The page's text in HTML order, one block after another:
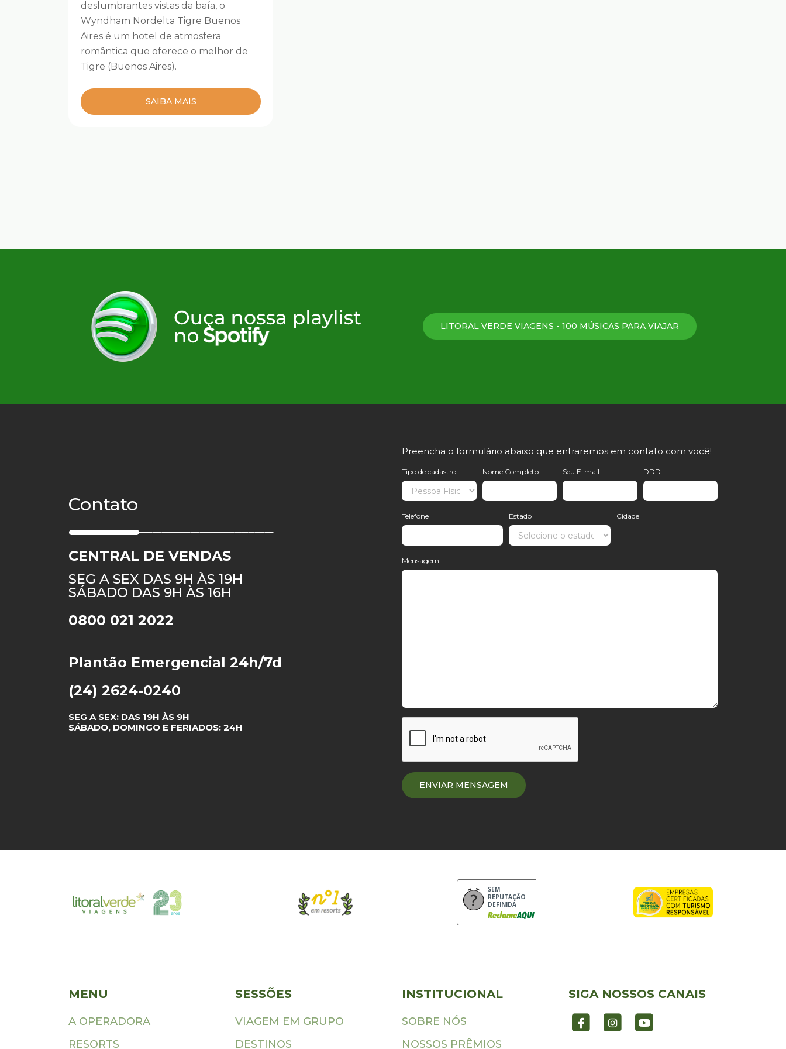
deslumbrantes vistas da baía, o
Wyndham Nordelta Tigre Buenos
Aires é um hotel de atmosfera
romântica que oferece o melhor de
Tigre (Buenos Aires).
SAIBA MAIS
LITORAL VERDE VIAGENS - 100 MÚSICAS PARA VIAJAR
Contato
CENTRAL DE VENDAS
SEG A SEX DAS 9H ÀS 19H
SÁBADO DAS 9H ÀS 16H
0800 021 2022
Plantão Emergencial 24h/7d
(24) 2624-0240
SEG A SEX: DAS 19H ÀS 9H
SÁBADO, DOMINGO E FERIADOS: 24H
Preencha o formulário abaixo que entraremos em contato com você!
Tipo de cadastro Nome Completo Seu E-mail DDD
Telefone Estado Cidade
Mensagem
SEM
REPUTAÇÃO
DEFINIDA
MENU
A OPERADORA
RESORTS
SESSÕES
VIAGEM EM GRUPO
DESTINOS
INSTITUCIONAL
SOBRE NÓS
NOSSOS PRÊMIOS
SIGA NOSSOS CANAIS